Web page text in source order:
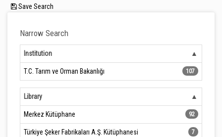
Save Search
Narrow Search
Institution
T.C. Tarım ve Orman Bakanlığı 107
Library
Merkez Kütüphane 92
Türkiye Şeker Fabrikaları A.Ş. Kütüphanesi 7